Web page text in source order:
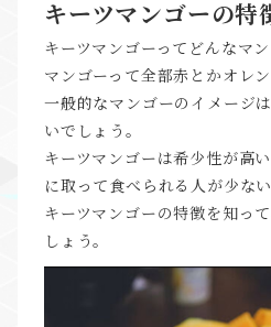
キーツマンゴーの特
キーツマンゴーってどんなマン
マンゴーって全部赤とかオレ
一般的なマンゴーのイメージ
いでしょう。
キーツマンゴーは希少性が高
に取って食べられる人が少な
キーツマンゴーの特徴を知っ
しょう。